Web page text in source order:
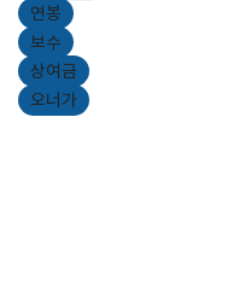
연봉
보수
상여금
오너가